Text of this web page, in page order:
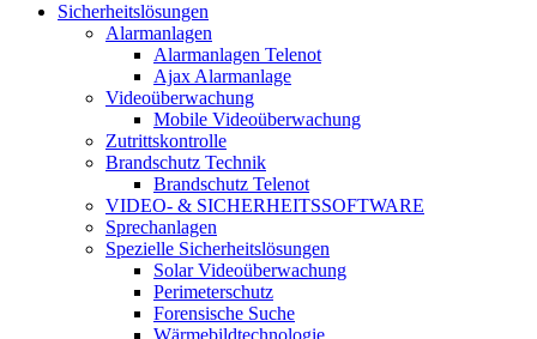
Sicherheitslösungen
Alarmanlagen
Alarmanlagen Telenot
Ajax Alarmanlage
Videoüberwachung
Mobile Videoüberwachung
Zutrittskontrolle
Brandschutz Technik
Brandschutz Telenot
VIDEO- & SICHERHEITSSOFTWARE
Sprechanlagen
Spezielle Sicherheitslösungen
Solar Videoüberwachung
Perimeterschutz
Forensische Suche
Wärmebildtechnologie